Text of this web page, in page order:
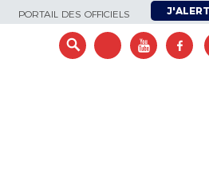
PORTAIL DES OFFICIELS